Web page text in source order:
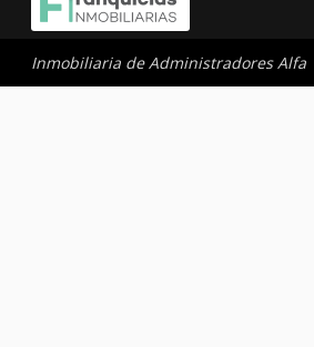
Inmobiliaria de Administradores Alfa